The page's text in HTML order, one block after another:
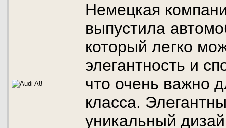
Немецкая
выпустила
который легко
элегантность и
что очень важно
класса.
уникальный